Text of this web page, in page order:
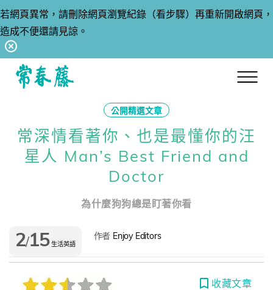
若網頁異常，請刪除網頁瀏覽紀錄（看步驟）再重新開啟網頁，
造成不便還請見諒。
公開精選文章
常深情看著你、也是最懂你的汪
星人 Man’s Best Friend and
Doctor
為什麼狗狗總是盯著你看
2/15 生活英語
作者 Enjoy Editors
收藏文章